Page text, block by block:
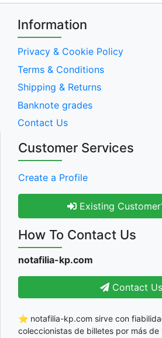
Information
Privacy & Cookie Policy
Terms & Conditions
Shipping & Returns
Banknote grades
Contact Us
Customer Services
Create a Profile
Existing
How To Contact Us
notafilia-kp.com
Contact Us
⭐ notafilia-kp.com sirve con
coleccionistas de billetes por más de